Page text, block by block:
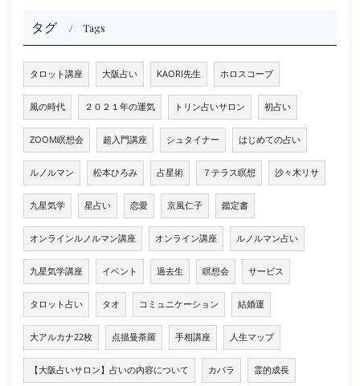
タグ Tags
タロット講座 大阪占い KAORI先生 ホロスコープ
風の時代 ２０２１年の運気 トリン占いサロン 初占い
ZOOM瞑想会 超入門講座 シュタイナー はじめての占い
ルノルマン 松本ひろみ 占星術 ７テラス瞑想 沙々木リサ
九星気学 星占い 恋愛 京風仁子 鑑定書
オンラインルノルマン講座 オンライン講座 ルノルマン占い
九星気学講座 イベント 過去生 瞑想会 サービス
タロット占い タオ コミュニケーション 結婚運
大アルカナ22枚 点描曼荼羅 手相講座 人生マップ
【大阪占いサロン】占いの内容について カバラ 霊的成長